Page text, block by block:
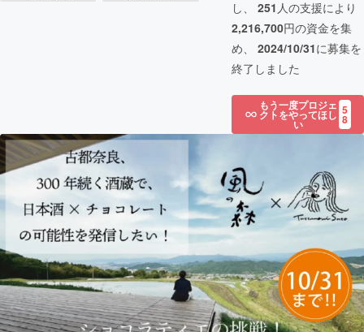
し、 251 人の支援により
2,216,700円の資金を集
め、 2024/10/31に募集を
終了しました
もう一度プロジェ
クトをやってほし
い
5
8